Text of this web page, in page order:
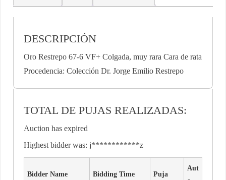
DESCRIPCIÓN
Oro Restrepo 67-6 VF+ Colgada, muy rara Cara de rata
Procedencia: Colección Dr. Jorge Emilio Restrepo
TOTAL DE PUJAS REALIZADAS:
Auction has expired
Highest bidder was: j************z
Bidder Name Bidding Time Puja
Aut